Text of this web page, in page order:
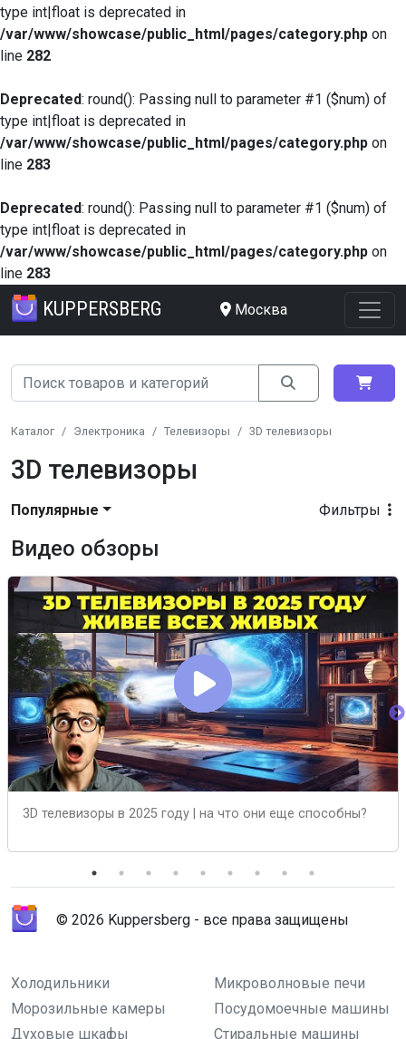
type int|float is deprecated in
/var/www/showcase/public_html/pages/category.php on
line 282
Deprecated: round(): Passing null to parameter #1 ($num) of
type int|float is deprecated in
/var/www/showcase/public_html/pages/category.php on
line 283
Deprecated: round(): Passing null to parameter #1 ($num) of
type int|float is deprecated in
/var/www/showcase/public_html/pages/category.php on
line 283
KUPPERSBERG Москва
Каталог Электроника Телевизоры 3D телевизоры
3D телевизоры
Фильтры
Популярные
Видео обзоры
3D телевизоры в 2025 году | на что они еще способны?
© 2026 Kuppersberg - все права защищены
Холодильники
Микроволновые печи
Морозильные камеры
Посудомоечные машины
Духовые шкафы
Стиральные машины